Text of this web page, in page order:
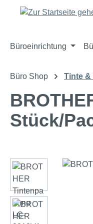
Hauptinhalt springen
Zur Suche springen
Zur Hauptnavigation
Büroeinrichtung
Büro Shop Tinte &
Stück/
Bildergalerie